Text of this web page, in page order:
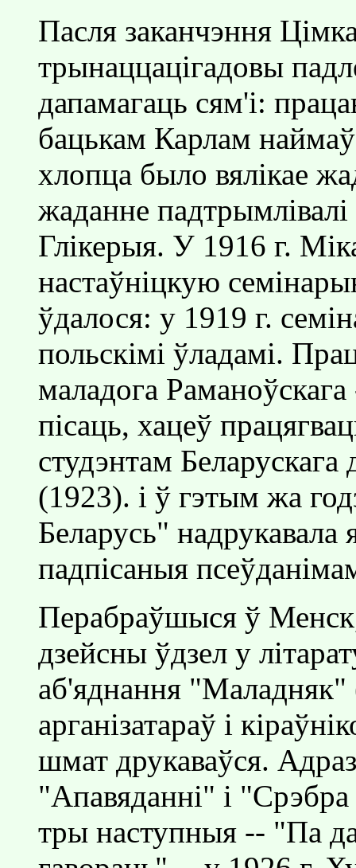
Пасля заканчэння
трынаццацiгадовы
дапамагаць сям'i:
бацькам Карлам
хлопца было вялiкае
жаданне
Глiкерыя. У 1916 г.
настаўнiцкую
ўдалося: у 1919 г.
польскiмi ўладамi.
маладога
пiсаць, хацеў
студэнтам
(1923). i ў гэтым жа
Беларусь"
падпiсаныя
Перабраўшыся ў
дзейсны ўдзел у
аб'яднання
арганiзатараў i
шмат друкаваўся.
"Апавяданнi" i
тры наступныя -- "Па